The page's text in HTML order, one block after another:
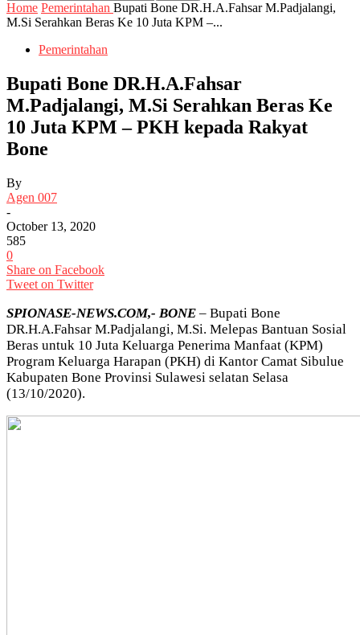
Home Pemerintahan Bupati Bone DR.H.A.Fahsar M.Padjalangi,
M.Si Serahkan Beras Ke 10 Juta KPM –...
Pemerintahan
Bupati Bone DR.H.A.Fahsar
M.Padjalangi, M.Si Serahkan Beras Ke
10 Juta KPM – PKH kepada Rakyat
Bone
By
Agen 007
-
October 13, 2020
585
0
Share on Facebook
Tweet on Twitter
SPIONASE-NEWS.COM,- BONE – Bupati Bone
DR.H.A.Fahsar M.Padjalangi, M.Si. Melepas Bantuan Sosial
Beras untuk 10 Juta Keluarga Penerima Manfaat (KPM)
Program Keluarga Harapan (PKH) di Kantor Camat Sibulue
Kabupaten Bone Provinsi Sulawesi selatan Selasa
(13/10/2020).